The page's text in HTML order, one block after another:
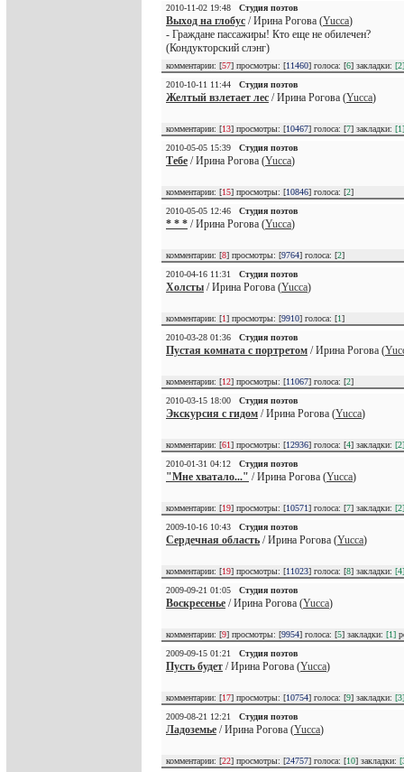
2010-11-02 19:48 Студия поэтов
Выход на глобус / Ирина Рогова (Yucca)
- Граждане пассажиры! Кто еще не обилечен?
(Кондукторский слэнг)
комментарии: [57] просмотры: [11460] голоса: [6] закладки: [2]
2010-10-11 11:44
Студия поэтов
Желтый взлетает лес / Ирина Рогова (Yucca)
комментарии: [13] просмотры: [10467] голоса: [7] закладки: [1]
2010-05-05 15:39
Студия поэтов
Тебе / Ирина Рогова (Yucca)
комментарии: [15] просмотры: [10846] голоса: [2]
2010-05-05 12:46
Студия поэтов
* * * / Ирина Рогова (Yucca)
комментарии: [8] просмотры: [9764] голоса: [2]
2010-04-16 11:31
Студия поэтов
Холсты / Ирина Рогова (Yucca)
комментарии: [1] просмотры: [9910] голоса: [1]
2010-03-28 01:36
Студия поэтов
Пустая комната с портретом / Ирина Рогова (
комментарии: [12] просмотры: [11067] голоса: [2]
2010-03-15 18:00
Студия поэтов
Экскурсия с гидом / Ирина Рогова (Yucca)
комментарии: [61] просмотры: [12936] голоса: [4] закладки: [2]
2010-01-31 04:12
Студия поэтов
"Мне хватало..." / Ирина Рогова (Yucca)
комментарии: [19] просмотры: [10571] голоса: [7] закладки: [2]
2009-10-16 10:43
Студия поэтов
Сердечная область / Ирина Рогова (Yucca)
комментарии: [19] просмотры: [11023] голоса: [8] закладки: [4]
2009-09-21 01:05
Студия поэтов
Воскресенье / Ирина Рогова (Yucca)
комментарии: [9] просмотры: [9954] голоса: [5] закладки: [1]
2009-09-15 01:21
Студия поэтов
Пусть будет / Ирина Рогова (Yucca)
комментарии: [17] просмотры: [10754] голоса: [9] закладки: [3]
2009-08-21 12:21
Студия поэтов
Ладоземье / Ирина Рогова (Yucca)
комментарии: [22] просмотры: [24757] голоса: [10] закладки: